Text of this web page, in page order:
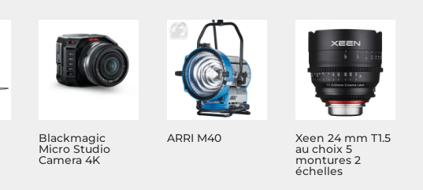
Blackmagic
Micro Studio
Camera 4K
ARRI M40 Xeen 24 mm T1.5
au choix 5
montures 2
échelles